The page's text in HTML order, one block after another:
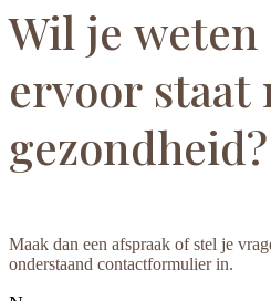
Wil je
ervoor staat
gezondheid?
Maak dan een afspraak of stel je
onderstaand contactformulier in.